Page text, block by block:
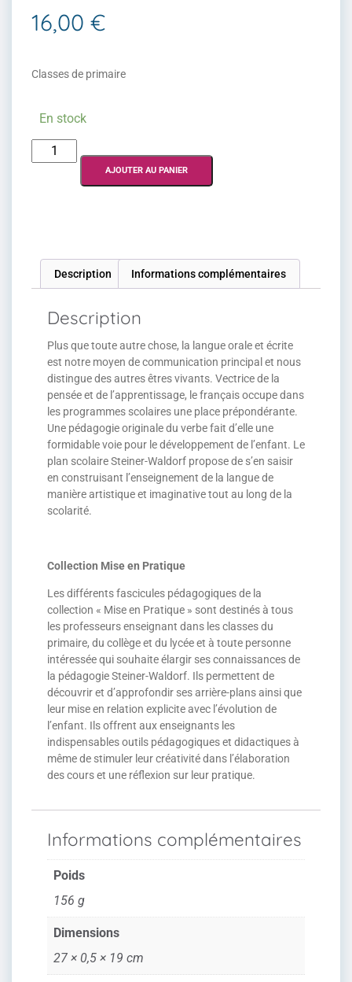
16,00 €
Classes de primaire
En stock
AJOUTER AU PANIER
Description Informations complémentaires
Description
Plus que toute autre chose, la langue orale et écrite
est notre moyen de communication principal et nous
distingue des autres êtres vivants. Vectrice de la
pensée et de l’apprentissage, le français occupe dans
les programmes scolaires une place prépondérante.
Une pédagogie originale du verbe fait d’elle une
formidable voie pour le développement de l’enfant. Le
plan scolaire Steiner-Waldorf propose de s’en saisir
en construisant l’enseignement de la langue de
manière artistique et imaginative tout au long de la
scolarité.
Collection Mise en Pratique
Les différents fascicules pédagogiques de la
collection « Mise en Pratique » sont destinés à tous
les professeurs enseignant dans les classes du
primaire, du collège et du lycée et à toute personne
intéressée qui souhaite élargir ses connaissances de
la pédagogie Steiner-Waldorf. Ils permettent de
découvrir et d’approfondir ses arrière-plans ainsi que
leur mise en relation explicite avec l’évolution de
l’enfant. Ils offrent aux enseignants les
indispensables outils pédagogiques et didactiques à
même de stimuler leur créativité dans l’élaboration
des cours et une réflexion sur leur pratique.
Informations complémentaires
Poids
156 g
Dimensions
27 × 0,5 × 19 cm